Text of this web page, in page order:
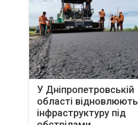
У Дніпропетровській
області відновлюють
інфраструктуру під